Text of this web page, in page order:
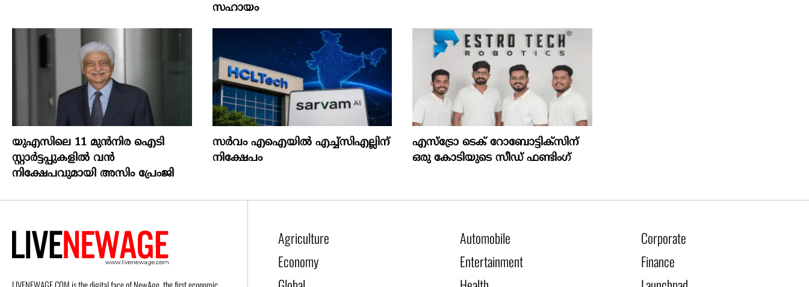
സഹായം
യുഎസിലെ 11 മുന്‍നിര ഐടി
സ്റ്റാര്‍ട്ടപ്പുകളില്‍ വന്‍
നിക്ഷേപവുമായി അസിം പ്രേംജി
സർവം എഐയിൽ എച്ച്സിഎല്ലിന്
നിക്ഷേപം
എസ്‌ട്രോ ടെക് റോബോട്ടിക്‌സിന്
ഒരു കോടിയുടെ സീഡ് ഫണ്ടിംഗ്
Agriculture Automobile
Corporate
Economy
Entertainment
Finance